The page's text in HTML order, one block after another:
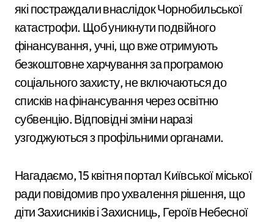
які постраждали внаслідок Чорнобильської
катастрофи. Щоб уникнути подвійного
фінансування, учні, що вже отримують
безкоштовне харчування за програмою
соціального захисту, не включаються до
списків на фінансування через освітню
субвенцію. Відповідні зміни наразі
узгоджуються з профільними органами.
Нагадаємо, 15 квітня портал Київської міської
ради повідомив про ухвалення рішення, що
діти Захисників і Захисниць, Героїв Небесної